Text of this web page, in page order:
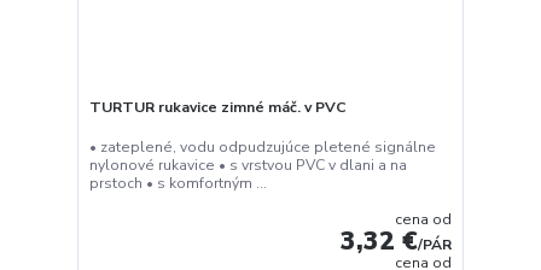
TURTUR rukavice zimné máč. v PVC
• zateplené, vodu odpudzujúce pletené signálne
nylonové rukavice • s vrstvou PVC v dlani a na
prstoch • s komfortným ...
cena od
3,32 €/PÁR
cena od